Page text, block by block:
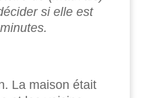
si elle est
La maison était